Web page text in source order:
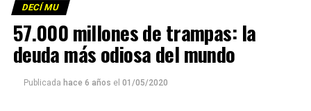
Foto: Martina Perosa
Descargar el programa
La reproducción de este programa es libre. Sólo tenés
que mandar un mail ainfolavaca@yahoo.com.ar
emitir todos los programas de Decí MU
DECÍ MU
57.000 millones de trampas: la
deuda más odiosa del mundo
Publicada hace 6 años el 01/05/2020